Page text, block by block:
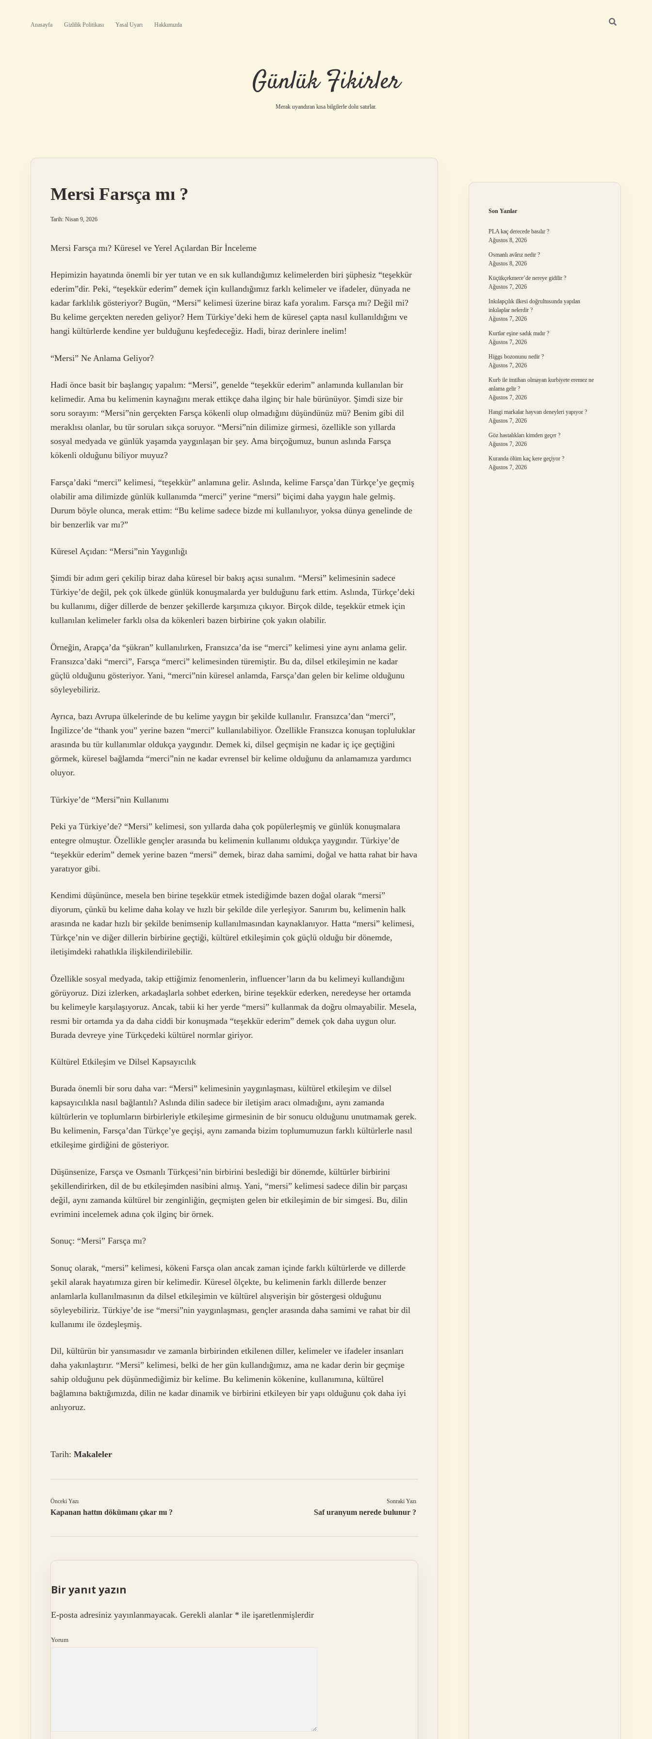
Anasayfa Gizlilik Politikası Yasal Uyarı Hakkımızda
Günlük Fikirler
Merak uyandıran kısa bilgilerle dolu satırlar.
Mersi Farsça mı ?
Tarih: Nisan 9, 2026
Mersi Farsça mı? Küresel ve Yerel Açılardan Bir İnceleme
Hepimizin hayatında önemli bir yer tutan ve en sık kullandığımız kelimelerden biri şüphesiz “teşekkür
ederim”dir. Peki, “teşekkür ederim” demek için kullandığımız farklı kelimeler ve ifadeler, dünyada ne
kadar farklılık gösteriyor? Bugün, “Mersi” kelimesi üzerine biraz kafa yoralım. Farsça mı? Değil mi?
Bu kelime gerçekten nereden geliyor? Hem Türkiye’deki hem de küresel çapta nasıl kullanıldığını ve
hangi kültürlerde kendine yer bulduğunu keşfedeceğiz. Hadi, biraz derinlere inelim!
“Mersi” Ne Anlama Geliyor?
Hadi önce basit bir başlangıç yapalım: “Mersi”, genelde “teşekkür ederim” anlamında kullanılan bir
kelimedir. Ama bu kelimenin kaynağını merak ettikçe daha ilginç bir hale bürünüyor. Şimdi size bir
soru sorayım: “Mersi”nin gerçekten Farsça kökenli olup olmadığını düşündünüz mü? Benim gibi dil
meraklısı olanlar, bu tür soruları sıkça soruyor. “Mersi”nin dilimize girmesi, özellikle son yıllarda
sosyal medyada ve günlük yaşamda yaygınlaşan bir şey. Ama birçoğumuz, bunun aslında Farsça
kökenli olduğunu biliyor muyuz?
Farsça’daki “merci” kelimesi, “teşekkür” anlamına gelir. Aslında, kelime Farsça’dan Türkçe’ye geçmiş
olabilir ama dilimizde günlük kullanımda “merci” yerine “mersi” biçimi daha yaygın hale gelmiş.
Durum böyle olunca, merak ettim: “Bu kelime sadece bizde mi kullanılıyor, yoksa dünya genelinde de
bir benzerlik var mı?”
Küresel Açıdan: “Mersi”nin Yaygınlığı
Şimdi bir adım geri çekilip biraz daha küresel bir bakış açısı sunalım. “Mersi” kelimesinin sadece
Türkiye’de değil, pek çok ülkede günlük konuşmalarda yer bulduğunu fark ettim. Aslında, Türkçe’deki
bu kullanımı, diğer dillerde de benzer şekillerde karşımıza çıkıyor. Birçok dilde, teşekkür etmek için
kullanılan kelimeler farklı olsa da kökenleri bazen birbirine çok yakın olabilir.
Örneğin, Arapça’da “şükran” kullanılırken, Fransızca’da ise “merci” kelimesi yine aynı anlama gelir.
Fransızca’daki “merci”, Farsça “merci” kelimesinden türemiştir. Bu da, dilsel etkileşimin ne kadar
güçlü olduğunu gösteriyor. Yani, “merci”nin küresel anlamda, Farsça’dan gelen bir kelime olduğunu
söyleyebiliriz.
Ayrıca, bazı Avrupa ülkelerinde de bu kelime yaygın bir şekilde kullanılır. Fransızca’dan “merci”,
İngilizce’de “thank you” yerine bazen “merci” kullanılabiliyor. Özellikle Fransızca konuşan topluluklar
arasında bu tür kullanımlar oldukça yaygındır. Demek ki, dilsel geçmişin ne kadar iç içe geçtiğini
görmek, küresel bağlamda “merci”nin ne kadar evrensel bir kelime olduğunu da anlamamıza yardımcı
oluyor.
Türkiye’de “Mersi”nin Kullanımı
Peki ya Türkiye’de? “Mersi” kelimesi, son yıllarda daha çok popülerleşmiş ve günlük konuşmalara
entegre olmuştur. Özellikle gençler arasında bu kelimenin kullanımı oldukça yaygındır. Türkiye’de
“teşekkür ederim” demek yerine bazen “mersi” demek, biraz daha samimi, doğal ve hatta rahat bir hava
yaratıyor gibi.
Kendimi düşününce, mesela ben birine teşekkür etmek istediğimde bazen doğal olarak “mersi”
diyorum, çünkü bu kelime daha kolay ve hızlı bir şekilde dile yerleşiyor. Sanırım bu, kelimenin halk
arasında ne kadar hızlı bir şekilde benimsenip kullanılmasından kaynaklanıyor. Hatta “mersi” kelimesi,
Türkçe’nin ve diğer dillerin birbirine geçtiği, kültürel etkileşimin çok güçlü olduğu bir dönemde,
iletişimdeki rahatlıkla ilişkilendirilebilir.
Özellikle sosyal medyada, takip ettiğimiz fenomenlerin, influencer’ların da bu kelimeyi kullandığını
görüyoruz. Dizi izlerken, arkadaşlarla sohbet ederken, birine teşekkür ederken, neredeyse her ortamda
bu kelimeyle karşılaşıyoruz. Ancak, tabii ki her yerde “mersi” kullanmak da doğru olmayabilir. Mesela,
resmi bir ortamda ya da daha ciddi bir konuşmada “teşekkür ederim” demek çok daha uygun olur.
Burada devreye yine Türkçedeki kültürel normlar giriyor.
Kültürel Etkileşim ve Dilsel Kapsayıcılık
Burada önemli bir soru daha var: “Mersi” kelimesinin yaygınlaşması, kültürel etkileşim ve dilsel
kapsayıcılıkla nasıl bağlantılı? Aslında dilin sadece bir iletişim aracı olmadığını, aynı zamanda
kültürlerin ve toplumların birbirleriyle etkileşime girmesinin de bir sonucu olduğunu unutmamak gerek.
Bu kelimenin, Farsça’dan Türkçe’ye geçişi, aynı zamanda bizim toplumumuzun farklı kültürlerle nasıl
etkileşime girdiğini de gösteriyor.
Düşünsenize, Farsça ve Osmanlı Türkçesi’nin birbirini beslediği bir dönemde, kültürler birbirini
şekillendirirken, dil de bu etkileşimden nasibini almış. Yani, “mersi” kelimesi sadece dilin bir parçası
değil, aynı zamanda kültürel bir zenginliğin, geçmişten gelen bir etkileşimin de bir simgesi. Bu, dilin
evrimini incelemek adına çok ilginç bir örnek.
Sonuç: “Mersi” Farsça mı?
Sonuç olarak, “mersi” kelimesi, kökeni Farsça olan ancak zaman içinde farklı kültürlerde ve dillerde
şekil alarak hayatımıza giren bir kelimedir. Küresel ölçekte, bu kelimenin farklı dillerde benzer
anlamlarla kullanılmasının da dilsel etkileşimin ve kültürel alışverişin bir göstergesi olduğunu
söyleyebiliriz. Türkiye’de ise “mersi”nin yaygınlaşması, gençler arasında daha samimi ve rahat bir dil
kullanımı ile özdeşleşmiş.
Dil, kültürün bir yansımasıdır ve zamanla birbirinden etkilenen diller, kelimeler ve ifadeler insanları
daha yakınlaştırır. “Mersi” kelimesi, belki de her gün kullandığımız, ama ne kadar derin bir geçmişe
sahip olduğunu pek düşünmediğimiz bir kelime. Bu kelimenin kökenine, kullanımına, kültürel
bağlamına baktığımızda, dilin ne kadar dinamik ve birbirini etkileyen bir yapı olduğunu çok daha iyi
anlıyoruz.
Tarih: Makaleler
Önceki Yazı
Kapanan hattın dökümanı çıkar mı ?
Sonraki Yazı
Saf uranyum nerede bulunur ?
Bir yanıt yazın
E-posta adresiniz yayınlanmayacak. Gerekli alanlar * ile işaretlenmişlerdir
Yorum
Son Yazılar
PLA kaç derecede basılır ?
Ağustos 8, 2026
Osmanlı avârız nedir ?
Ağustos 8, 2026
Küçükçekmece’de nereye gidilir ?
Ağustos 7, 2026
Inkılapçılık ilkesi doğrultusunda yapılan
inkılaplar nelerdir ?
Ağustos 7, 2026
Kurtlar eşine sadık mıdır ?
Ağustos 7, 2026
Higgs bozonunu nedir ?
Ağustos 7, 2026
Kurb ile imtihan olmayan kurbiyete eremez ne
anlama gelir ?
Ağustos 7, 2026
Hangi markalar hayvan deneyleri yapıyor ?
Ağustos 7, 2026
Göz hastalıkları kimden geçer ?
Ağustos 7, 2026
Kuranda ölüm kaç kere geçiyor ?
Ağustos 7, 2026